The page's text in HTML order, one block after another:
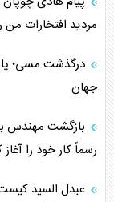
مردید افتخارات
جهان
بازگشت مهندس
رسماً کار خود را آغاز
عبدل السید